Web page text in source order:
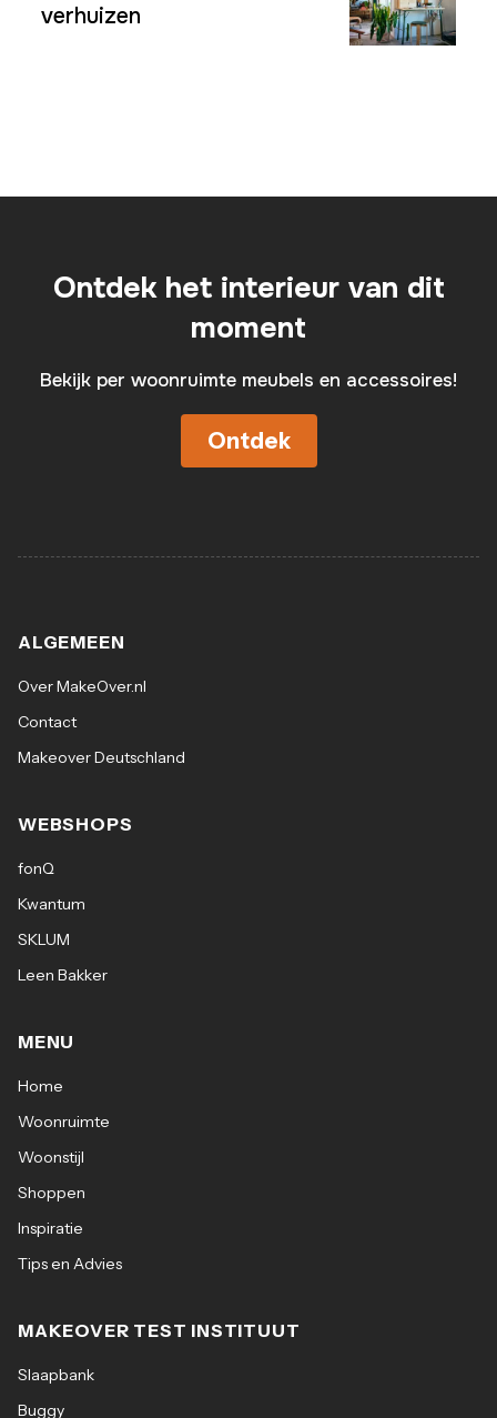
verhuizen
Ontdek het interieur van dit
moment
Bekijk per woonruimte meubels en accessoires!
Ontdek
ALGEMEEN
Over MakeOver.nl
Contact
Makeover Deutschland
WEBSHOPS
fonQ
Kwantum
SKLUM
Leen Bakker
MENU
Home
Woonruimte
Woonstijl
Shoppen
Inspiratie
Tips en Advies
MAKEOVER TEST INSTITUUT
Slaapbank
Buggy